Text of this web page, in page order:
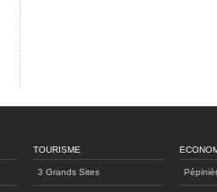
TOURISME
3 Grands Sites